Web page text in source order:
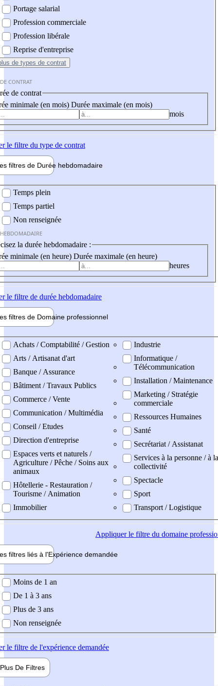
Portage salarial
Profession commerciale
Profession libérale
Reprise d'entreprise
de types de contrat
CONTRAT
de contrat
minimale (en mois) Durée maximale (en mois)
mois
le filtre du type de contrat
filtres de Durée hebdomadaire
Temps plein
Temps partiel
Non renseignée
la durée hebdomadaire :
minimale (en heure) Durée maximale (en heure)
heures
le filtre de durée hebdomadaire
filtres de Domaine professionnel
professionel
Achats / Comptabilité / Gestion
Arts / Artisanat d'art
Banque / Assurance
Bâtiment / Travaux Publics
Commerce / Vente
Communication / Multimédia
Conseil / Etudes
Direction d'entreprise
Espaces verts et naturels /
Agriculture / Pêche / Soins aux
animaux
Hôtellerie - Restauration /
Tourisme / Animation
Immobilier
Industrie
Informatique /
Télécommunication
Installation / Maintenance
Marketing / Stratégie
commerciale
Ressources Humaines
Santé
Secrétariat / Assistanat
Services à la personne / à la
collectivité
Spectacle
Sport
Transport / Logistique
Appliquerle filtre du domaine
filtres liés à l'Expérience demandée
demandée
Moins de 1 an
De 1 à 3 ans
Plus de 3 ans
Non renseignée
le filtre de l'expérience demandée
Plus De Filtres